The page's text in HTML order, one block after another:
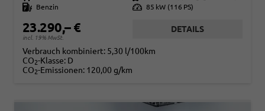
Kraftstoff
Benzin Leistung 85 kW (116 PS)
23.290,– €
incl. 19% MwSt.
DETAILS
Verbrauch kombiniert: 5,30 l/100km
CO2-Klasse: D
CO2-Emissionen: 120,00 g/km